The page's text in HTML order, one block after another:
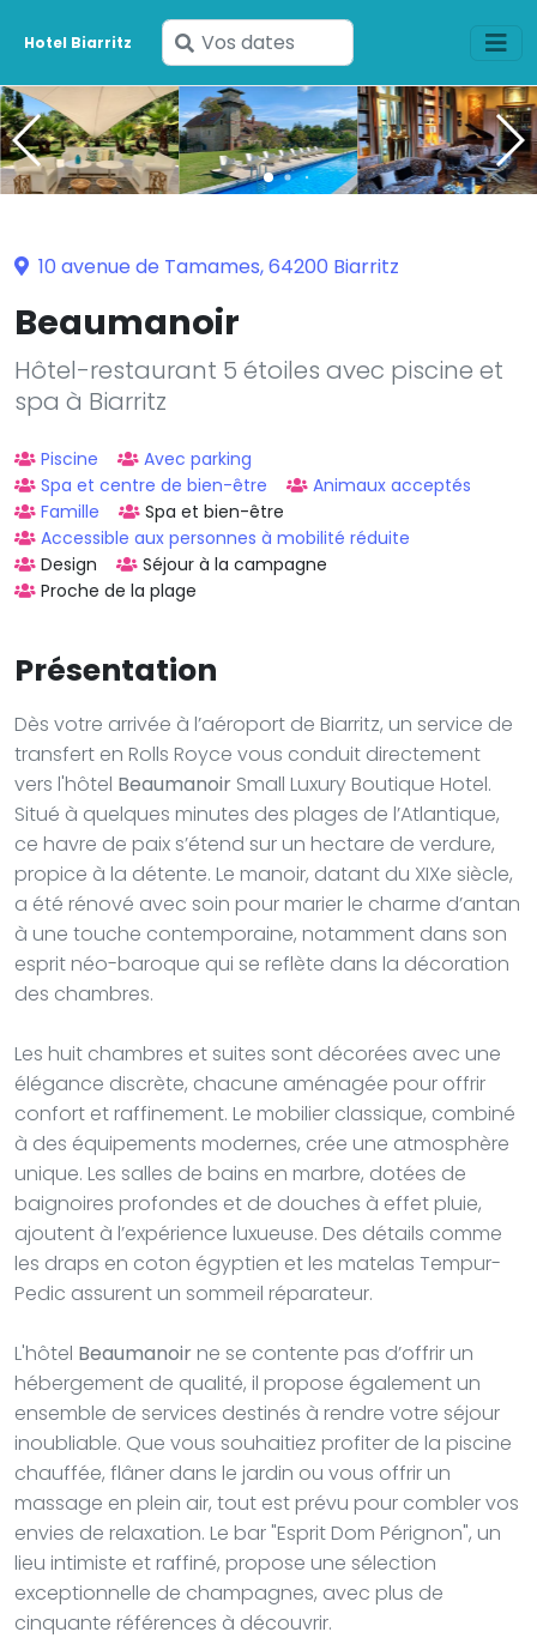
Hotel Biarritz
Saisissez
vos
dates
10 avenue de Tamames, 64200 Biarritz
Beaumanoir
Hôtel-restaurant 5 étoiles avec piscine et
spa à Biarritz
Piscine
Avec parking
Spa et centre de bien-être
Animaux acceptés
Famille
Spa et bien-être
Accessible aux personnes à mobilité réduite
Design
Séjour à la campagne
Proche de la plage
Présentation
Dès votre arrivée à l’aéroport de Biarritz, un service de
transfert en Rolls Royce vous conduit directement
vers l'hôtel Beaumanoir Small Luxury Boutique Hotel.
Situé à quelques minutes des plages de l’Atlantique,
ce havre de paix s’étend sur un hectare de verdure,
propice à la détente. Le manoir, datant du XIXe siècle,
a été rénové avec soin pour marier le charme d’antan
à une touche contemporaine, notamment dans son
esprit néo-baroque qui se reflète dans la décoration
des chambres.
Les huit chambres et suites sont décorées avec une
élégance discrète, chacune aménagée pour offrir
confort et raffinement. Le mobilier classique, combiné
à des équipements modernes, crée une atmosphère
unique. Les salles de bains en marbre, dotées de
baignoires profondes et de douches à effet pluie,
ajoutent à l’expérience luxueuse. Des détails comme
les draps en coton égyptien et les matelas Tempur-
Pedic assurent un sommeil réparateur.
L'hôtel Beaumanoir ne se contente pas d’offrir un
hébergement de qualité, il propose également un
ensemble de services destinés à rendre votre séjour
inoubliable. Que vous souhaitiez profiter de la piscine
chauffée, flâner dans le jardin ou vous offrir un
massage en plein air, tout est prévu pour combler vos
envies de relaxation. Le bar "Esprit Dom Pérignon", un
lieu intimiste et raffiné, propose une sélection
exceptionnelle de champagnes, avec plus de
cinquante références à découvrir.